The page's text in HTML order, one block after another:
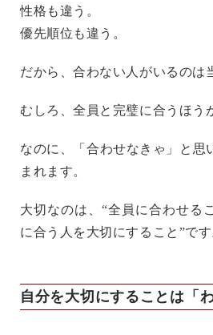
性格も違う。
優先順位も違う。
だから、合わない人がいるのは
むしろ、全員と完璧に合うほう
なのに、「合わせなきゃ」と思
まれます。
大切なのは、“全員に合わせる
に合う人を大切にすること”です
自分を大切にすることは「